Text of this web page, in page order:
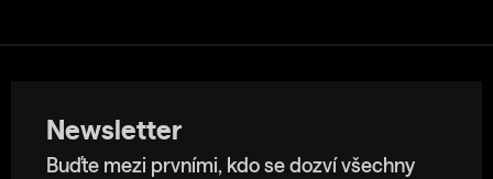
Newsletter
Buďte mezi prvními, kdo se dozví všechny